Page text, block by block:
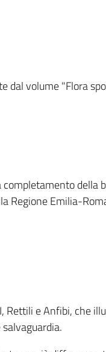
dal volume "Flora
della
Regione Emilia-
e Anfibi, che